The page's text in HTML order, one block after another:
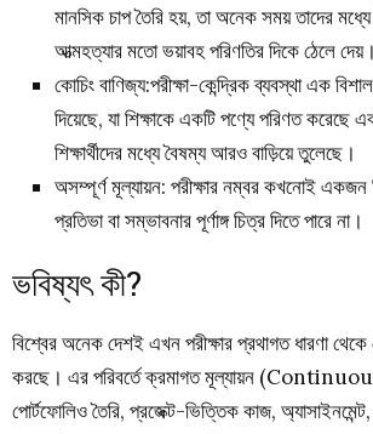
মানসিক চাপ তৈরি হয়, তা অনেক সময় তাদের
আত্মহত্যার মতো ভয়াবহ পরিণতির দিকে ঠেলে দেয়।
কোচিং বাণিজ্য:পরীক্ষা-কেন্দ্রিক ব্যবস্থা এক
দিয়েছে, যা শিক্ষাকে একটি পণ্যে পরিণত করেছে
শিক্ষার্থীদের মধ্যে বৈষম্য আরও বাড়িয়ে তুলেছে।
অসম্পূর্ণ মূল্যায়ন: পরীক্ষার নম্বর কখনোই একজন
প্রতিভা বা সম্ভাবনার পূর্ণাঙ্গ চিত্র দিতে পারে না।
ভবিষ্যৎ কী?
বিশ্বের অনেক দেশই এখন পরীক্ষার প্রথাগত ধারণা থেকে
করছে। এর পরিবর্তে ক্রমাগত মূল্যায়ন
পোর্টফোলিও তৈরি, প্রজেক্ট-ভিত্তিক কাজ,